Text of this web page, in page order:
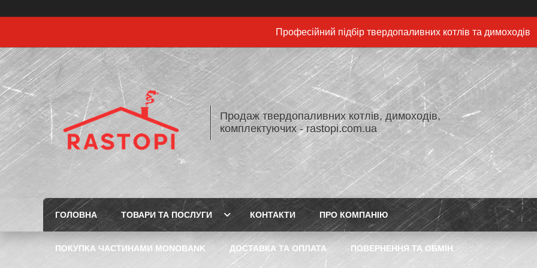
Професійний підбір твердопаливних котлів та димоходів
Продаж твердопаливних котлів, димоходів,
комплектуючих - rastopi.com.ua
ГОЛОВНА ТОВАРИ ТА ПОСЛУГИ КОНТАКТИ ПРО КОМПАНІЮ
ПОКУПКА ЧАСТИНАМИ MONOBANK ДОСТАВКА ТА ОПЛАТА ПОВЕРНЕННЯ ТА ОБМІН